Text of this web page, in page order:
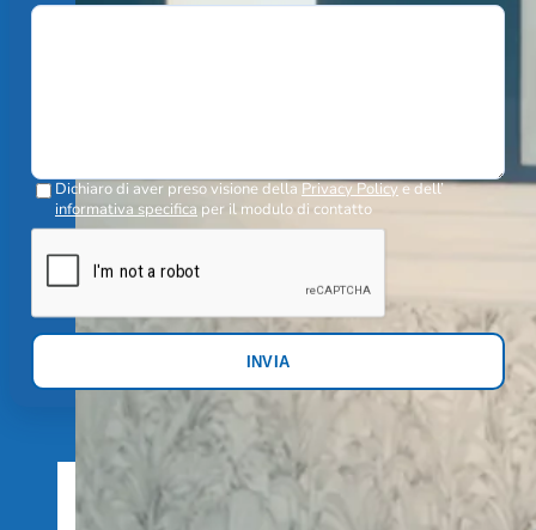
Dichiaro di aver preso visione dellaPrivacy Policye dell’
informativa specifica per il modulo di contatto
INVIA